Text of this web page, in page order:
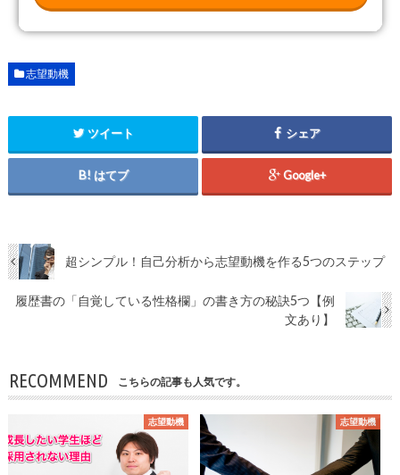
志望動機
ツイート シェア
はてブ Google+
超シンプル！自己分析から志望動機を作る5つのステップ
履歴書の「自覚している性格欄」の書き方の秘訣5つ【例
文あり】
RECOMMEND こちらの記事も人気です。
志望動機 志望動機